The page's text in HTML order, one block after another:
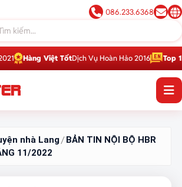
086.233.6368
TốtDịch Vụ Hoàn Hảo 2016 Top 1Thương Hiệu
nhà Lang/BẢN TIN NỘI BỘ HBR
11/2022